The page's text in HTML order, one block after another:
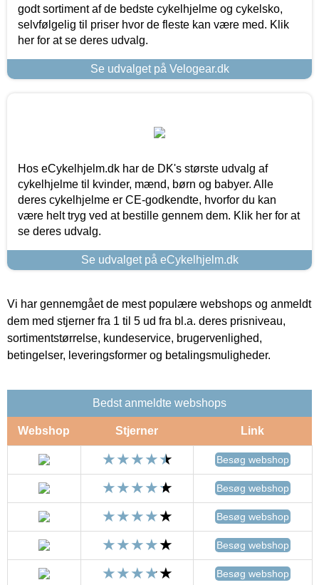
godt sortiment af de bedste cykelhjelme og cykelsko,
selvfølgelig til priser hvor de fleste kan være med. Klik
her for at se deres udvalg.
Se udvalget på Velogear.dk
Hos eCykelhjelm.dk har de DK's største udvalg af
cykelhjelme til kvinder, mænd, børn og babyer. Alle
deres cykelhjelme er CE-godkendte, hvorfor du kan
være helt tryg ved at bestille gennem dem. Klik her for at
se deres udvalg.
Se udvalget på eCykelhjelm.dk
Vi har gennemgået de mest populære webshops og anmeldt
dem med stjerner fra 1 til 5 ud fra bl.a. deres prisniveau,
sortimentstørrelse, kundeservice, brugervenlighed,
betingelser, leveringsformer og betalingsmuligheder.
Bedst anmeldte webshops
Webshop Stjerner Link
Besøg webshop
Besøg webshop
Besøg webshop
Besøg webshop
Besøg webshop